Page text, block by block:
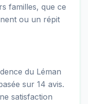
familles, que ce
ou un répit
du Léman
sur 14 avis.
satisfaction